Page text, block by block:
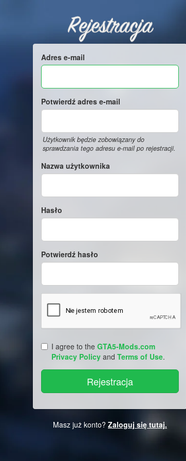
Rejestracja
Adres e-mail
Potwierdź adres e-mail
Użytkownik będzie zobowiązany do
sprawdzania tego adresu e-mail po rejestracji.
Nazwa użytkownika
Hasło
Potwierdź hasło
I agree to the GTA5-Mods.com
Privacy Policy and Terms of Use.
Masz już konto? Zaloguj się tutaj.